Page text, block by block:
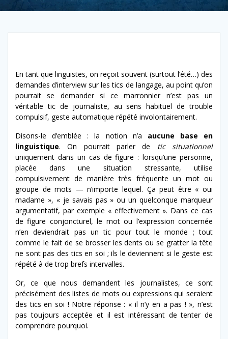
En tant que linguistes, on reçoit souvent (surtout l’été…) des
demandes d’interview sur les tics de langage, au point qu’on
pourrait se demander si ce marronnier n’est pas un
véritable tic de journaliste, au sens habituel de trouble
compulsif, geste automatique répété involontairement.
Disons-le d’emblée : la notion n’a aucune base en
linguistique.On pourrait parler de tic situationnel
uniquement dans un cas de figure : lorsqu’une personne,
placée dans une situation stressante, utilise
compulsivement de manière très fréquente un mot ou
groupe de mots — n’importe lequel. Ça peut être « oui
madame », « je savais pas » ou un quelconque marqueur
argumentatif, par exemple « effectivement ». Dans ce cas
de figure conjoncturel, le mot ou l’expression concernée
n’en deviendrait pas un tic pour tout le monde ; tout
comme le fait de se brosser les dents ou se gratter la tête
ne sont pas des tics en soi ; ils le deviennent si le geste est
répété à de trop brefs intervalles.
Or, ce que nous demandent les journalistes, ce sont
précisément des listes de mots ou expressions qui seraient
des tics en soi ! Notre réponse : « il n’y en a pas ! », n’est
pas toujours acceptée et il est intéressant de tenter de
comprendre pourquoi.